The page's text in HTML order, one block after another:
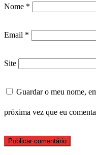
Nome *
Email *
Site
Guardar o meu nome,
próxima vez que eu